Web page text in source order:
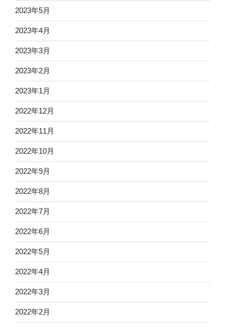
2023年5月
2023年4月
2023年3月
2023年2月
2023年1月
2022年12月
2022年11月
2022年10月
2022年9月
2022年8月
2022年7月
2022年6月
2022年5月
2022年4月
2022年3月
2022年2月